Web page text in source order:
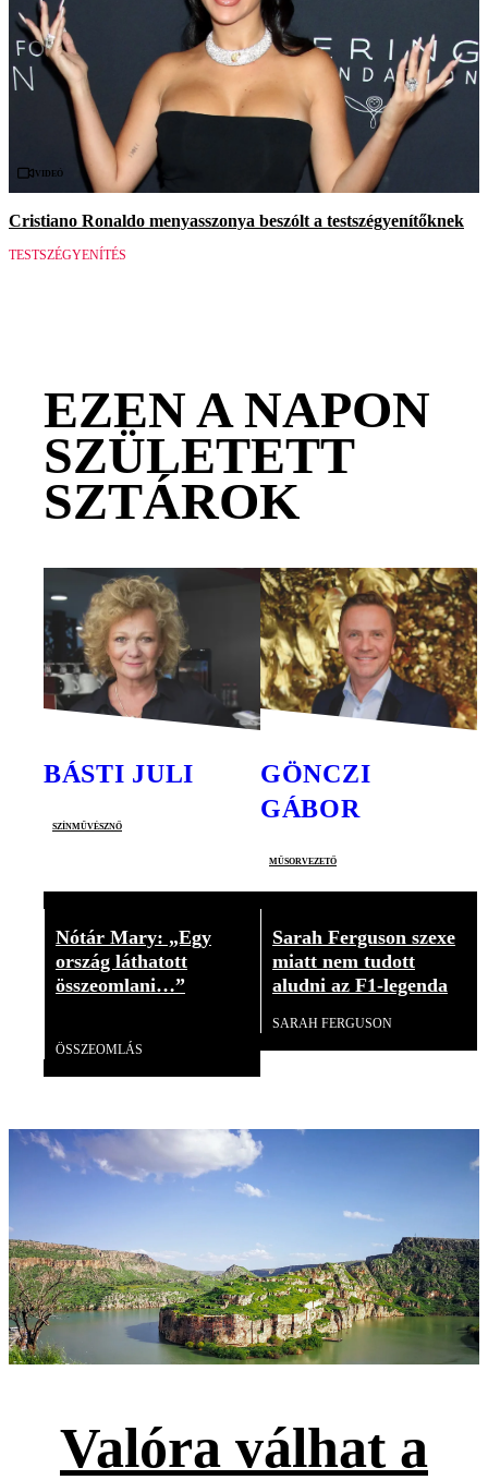
Videó
Cristiano Ronaldo menyasszonya beszólt a testszégyenítőknek
TESTSZÉGYENÍTÉS
EZEN A NAPON
SZÜLETETT
SZTÁROK
BÁSTI JULI
színművésznő
GÖNCZI
GÁBOR
műsorvezető
Nótár Mary: „Egy
ország láthatott
összeomlani…”
ÖSSZEOMLÁS
Sarah Ferguson szexe
miatt nem tudott
aludni az F1-legenda
SARAH FERGUSON
Valóra válhat a